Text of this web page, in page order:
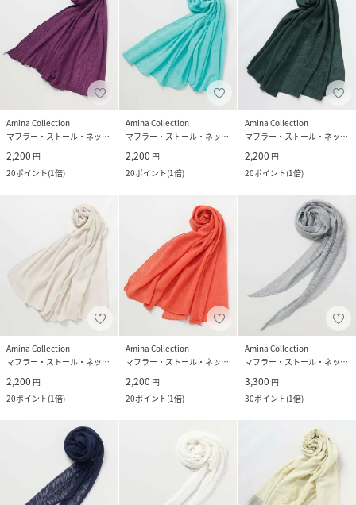
Amina Collection
マフラー・ストール・ネックウォーマー
2,200 円
20ポイント(1倍)
Amina Collection
マフラー・ストール・ネックウォーマー
2,200 円
20ポイント(1倍)
Amina Collection
マフラー・ストール・ネックウォーマー
2,200 円
20ポイント(1倍)
Amina Collection
マフラー・ストール・ネックウォーマー
2,200 円
20ポイント(1倍)
Amina Collection
マフラー・ストール・ネックウォーマー
2,200 円
20ポイント(1倍)
Amina Collection
マフラー・ストール・ネックウォーマー
3,300 円
30ポイント(1倍)